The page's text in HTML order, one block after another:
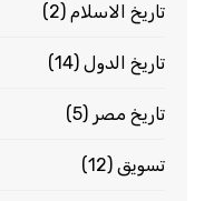
تاريخ الاسلام(2)
تاريخ الدول(14)
تاريخ مصر (5)
تسويق(12)